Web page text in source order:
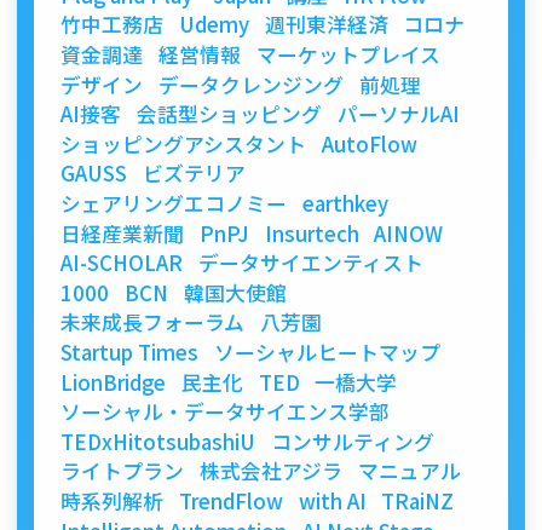
竹中工務店
Udemy 週刊東洋経済
コロナ
資金調達 経営情報 マーケットプレイス
デザイン
データクレンジング 前処理
AI接客 会話型ショッピング パーソナルAI
ショッピングアシスタント
AutoFlow
GAUSS
ビズテリア
シェアリングエコノミー
earthkey
日経産業新聞
PnPJ Insurtech AINOW
AI-SCHOLAR データサイエンティスト
1000
BCN
韓国大使館
未来成長フォーラム
八芳園
Startup Times
ソーシャルヒートマップ
LionBridge
民主化 TED 一橋大学
ソーシャル・データサイエンス学部
TEDxHitotsubashiU
コンサルティング
ライトプラン 株式会社アジラ
マニュアル
時系列解析 TrendFlow with AI
TRaiNZ